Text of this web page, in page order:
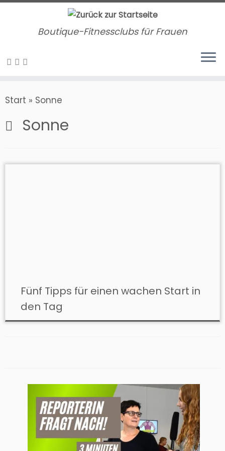
Zum
Boutique-Fitnessclubs für Frauen
Start » Sonne
Sonne
Fünf Tipps für einen wachen Start in
den Tag